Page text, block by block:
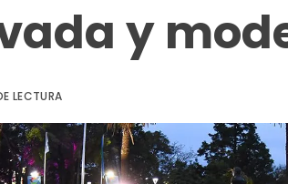
y
LECTURA